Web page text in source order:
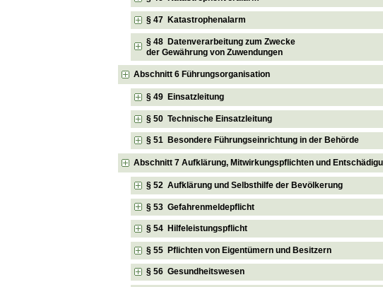
§ 47 Katastrophenalarm
§ 48 Datenverarbeitung zum Zwecke
der Gewährung von Zuwendungen
Abschnitt 6 Führungsorganisation
§ 49 Einsatzleitung
§ 50 Technische Einsatzleitung
§ 51 Besondere Führungseinrichtung in der Behörde
Abschnitt 7 Aufklärung, Mitwirkungspflichten und
§ 52 Aufklärung und Selbsthilfe der Bevölkerung
§ 53 Gefahrenmeldepflicht
§ 54 Hilfeleistungspflicht
§ 55 Pflichten von Eigentümern und Besitzern
§ 56 Gesundheitswesen